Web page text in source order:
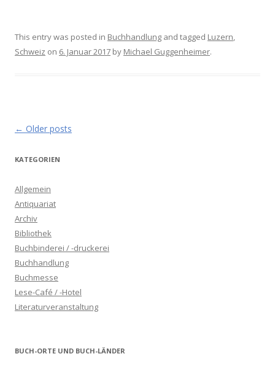
This entry was posted in Buchhandlung and tagged Luzern,
Schweiz on 6. Januar 2017 by Michael Guggenheimer.
Post navigation
← Older posts
KATEGORIEN
Allgemein
Antiquariat
Archiv
Bibliothek
Buchbinderei / -druckerei
Buchhandlung
Buchmesse
Lese-Café / -Hotel
Literaturveranstaltung
BUCH-ORTE UND BUCH-LÄNDER